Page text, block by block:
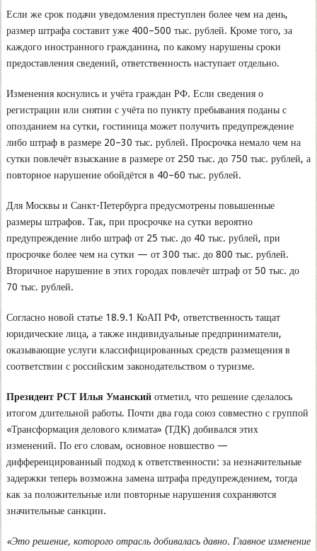
Если же срок подачи уведомления преступлен более чем на день,
размер штрафа составит уже 400–500 тыс. рублей. Кроме того, за
каждого иностранного гражданина, по какому нарушены сроки
предоставления сведений, ответственность наступает отдельно.
Изменения коснулись и учёта граждан РФ. Если сведения о
регистрации или снятии с учёта по пункту пребывания поданы с
опозданием на сутки, гостиница может получить предупреждение
либо штраф в размере 20–30 тыс. рублей. Просрочка немало чем на
сутки повлечёт взыскание в размере от 250 тыс. до 750 тыс. рублей, а
повторное нарушение обойдётся в 40–60 тыс. рублей.
Для Москвы и Санкт-Петербурга предусмотрены повышенные
размеры штрафов. Так, при просрочке на сутки вероятно
предупреждение либо штраф от 25 тыс. до 40 тыс. рублей, при
просрочке более чем на сутки — от 300 тыс. до 800 тыс. рублей.
Вторичное нарушение в этих городах повлечёт штраф от 50 тыс. до
70 тыс. рублей.
Согласно новой статье 18.9.1 КоАП РФ, ответственность тащат
юридические лица, а также индивидуальные предприниматели,
оказывающие услуги классифицированных средств размещения в
соответствии с российским законодательством о туризме.
Президент РСТ Илья Уманскийотметил, что решение сделалось
итогом длительной работы. Почти два года союз совместно с группой
«Трансформация делового климата» (ТДК) добивался этих
изменений. По его словам, основное новшество —
дифференцированный подход к ответственности: за незначительные
задержки теперь возможна замена штрафа предупреждением, тогда
как за положительные или повторные нарушения сохраняются
значительные санкции.
«Это решение, которого отрасль добивалась давно. Главное изменение